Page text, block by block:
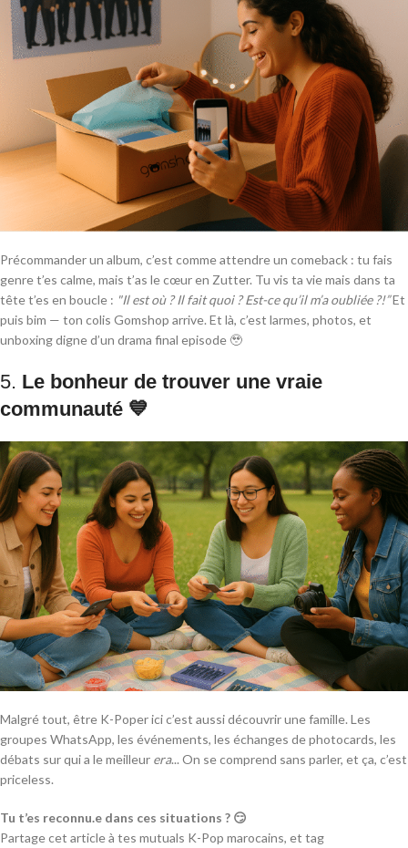
Précommander un album, c’est comme attendre un comeback : tu fais
genre t’es calme, mais t’as le cœur en Zutter. Tu vis ta vie mais dans ta
tête t’es en boucle : "Il est où ? Il fait quoi ? Est-ce qu’il m’a oubliée ?!”Et
puis bim — ton colis Gomshop arrive. Et là, c’est larmes, photos, et
unboxing digne d’un drama final episode 🥹
5. Le bonheur de trouver une vraie
communauté 💙
Malgré tout, être K-Poper ici c’est aussi découvrir une famille. Les
groupes WhatsApp, les événements, les échanges de photocards, les
débats sur qui a le meilleur era... On se comprend sans parler, et ça, c’est
priceless.
Tu t’es reconnu.e dans ces situations ? 😏
Partage cet article à tes mutuals K-Pop marocains, et tag